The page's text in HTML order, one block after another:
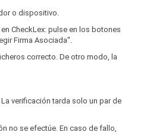
o dispositivo.
CheckLex: pulse en los botones
Firma Asociada".
correcto. De otro modo, la
verificación tarda solo un par de
no se efectúe. En caso de fallo,